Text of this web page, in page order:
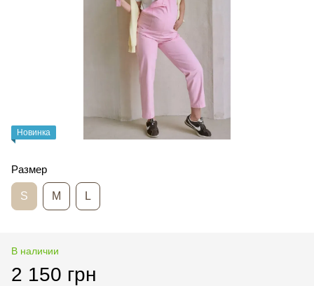
Новинка
Размер
S M L
В наличии
2 150 грн